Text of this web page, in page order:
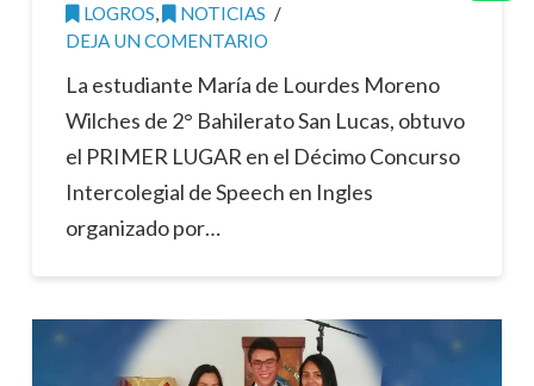
LOGROS,
NOTICIAS
DEJA UN COMENTARIO
La estudiante María de Lourdes Moreno
Wilches de 2° Bahilerato San Lucas, obtuvo
el PRIMER LUGAR en el Décimo Concurso
Intercolegial de Speech en Ingles
organizado por…